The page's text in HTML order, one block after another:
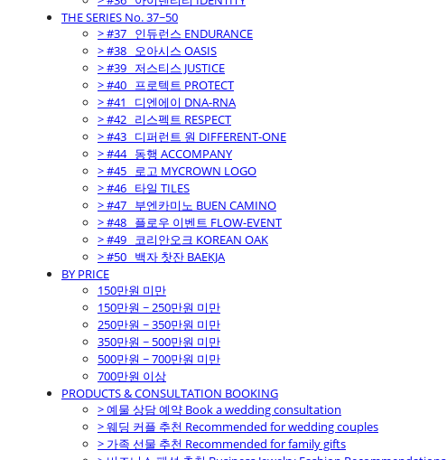
THE SERIES No. 37~50
> #37_ 인듀런스 ENDURANCE
> #38_ 오아시스 OASIS
> #39_ 저스티스 JUSTICE
> #40_ 프로텍트 PROTECT
> #41_ 디엔에이 DNA-RNA
> #42_ 리스펙트 RESPECT
> #43_ 디퍼런트 원 DIFFERENT-ONE
> #44_ 동행 ACCOMPANY
> #45_ 로고 MYCROWN LOGO
> #46_ 타일 TILES
> #47_ 부엔카미노 BUEN CAMINO
> #48_ 플로우 이벤트 FLOW-EVENT
> #49_ 코리안오크 KOREAN OAK
> #50_ 백자 찻잔 BAEKJA
BY PRICE
150만원 미만
150만원 ~ 250만원 미만
250만원 ~ 350만원 미만
350만원 ~ 500만원 미만
500만원 ~ 700만원 미만
700만원 이상
PRODUCTS & CONSULTATION BOOKING
> 예물 상담 예약 Book a wedding consultation
> 웨딩 커플 추천 Recommended for wedding couples
> 가족 선물 추천 Recommended for family gifts